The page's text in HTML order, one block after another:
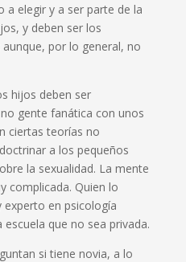
a elegir y a ser parte de la
y deben ser los
por lo general, no
hijos deben ser
gente fanática con unos
ciertas teorías no
a los pequeños
la sexualidad. La mente
complicada. Quien lo
experto en psicología
que no sea privada.
si tiene novia, a lo